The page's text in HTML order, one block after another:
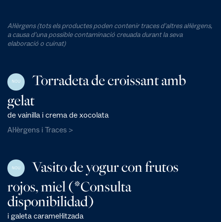
Al·lèrgens (tots els productes poden contenir traces d'altres al·lèrgens,
a causa d'una possible contaminació creuada durant la seva
elaboració o cuinat)
NOU
Torradeta de croissant amb
gelat
de vainilla i crema de xocolata
Al·lèrgens i Traces >
NOU
Vasito de yogur con frutos
rojos, miel (*Consulta
disponibilidad)
i galeta caramel·litzada